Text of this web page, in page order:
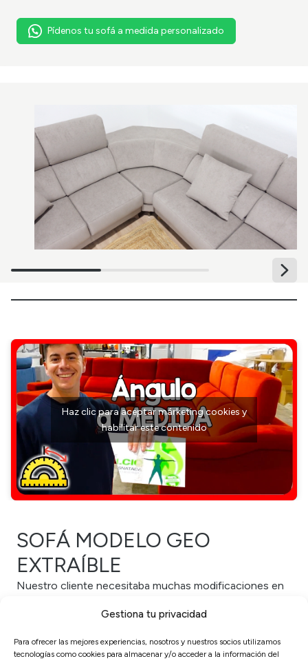
Gestiona tu privacidad
Para ofrecer las mejores experiencias, nosotros y nuestros socios utilizamos
tecnologías como cookies para almacenar y/o acceder a la información del
Pídenos tu sofá a medida personalizado
Haz clic para aceptar márketing cookies y
habilitar este contenido
SOFÁ MODELO GEO
EXTRAÍBLE
Nuestro cliente necesitaba muchas modificaciones en
con un ángulo específico, garantizando un
necesidades, incorporamos un fondo más largo en un